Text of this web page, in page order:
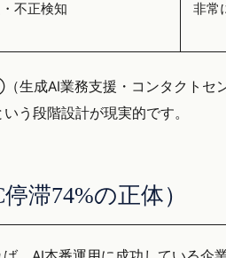
不正検知 非常
成AI業務支援・コンタクトセ
段階設計が現実的です。
滞74%の正体）